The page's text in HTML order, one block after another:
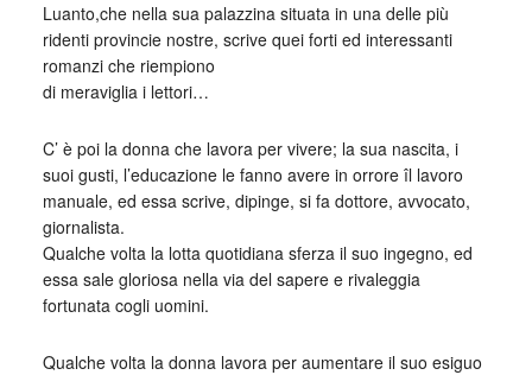
Luanto,che nella sua palazzina situata in una delle più
ridenti provincie nostre, scrive quei forti ed interessanti
romanzi che riempiono
di meraviglia i lettori…
C’ è poi la donna che lavora per vivere; la sua nascita, i
suoi gusti, l’educazione le fanno avere in orrore îl lavoro
manuale, ed essa scrive, dipinge, si fa dottore, avvocato,
giornalista.
Qualche volta la lotta quotidiana sferza il suo ingegno, ed
essa sale gloriosa nella via del sapere e rivaleggia
fortunata cogli uomini.
Qualche volta la donna lavora per aumentare il suo esiguo